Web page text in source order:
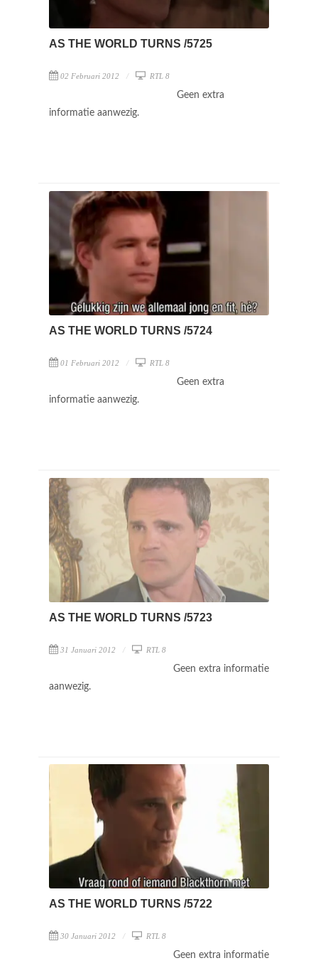
AS THE WORLD TURNS /5725
02 Februari 2012 RTL 8
Geen extra
informatie aanwezig.
AS THE WORLD TURNS /5724
01 Februari 2012 RTL 8
Geen extra
informatie aanwezig.
AS THE WORLD TURNS /5723
31 Januari 2012 RTL 8
Geen extra informatie
aanwezig.
AS THE WORLD TURNS /5722
30 Januari 2012 RTL 8
Geen extra informatie